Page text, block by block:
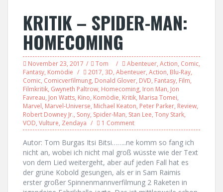
KRITIK – SPIDER-MAN:
HOMECOMING
November 23, 2017 Tom Abenteuer, Action, Comic,
Fantasy, Komödie 2017, 3D, Abenteuer, Action, Blu-Ray,
Comic, Comicverfilmung, Donald Glover, DVD, Fantasy, Film,
Filmkritik, Gwyneth Paltrow, Homecoming, Iron Man, Jon
Favreau, Jon Watts, Kino, Komödie, Kritik, Marisa Tomei,
Marvel, Marvel-Universe, Michael Keaton, Peter Parker, Review,
Robert Downey Jr., Sony, Spider-Man, Stan Lee, Tony Stark,
VOD, Vulture, Zendaya 1 Comment
Autor: Tom Burgas Itsi Bitsi……..ne komm so fang ich
nicht an, wobei ich nicht mal groß wüsste wie der Text
von dem Lied weitergeht, aber auf jeden Fall hat es
der grüne Kobold gesungen, als er in Sam Raimis
erster großer Spinnenmannverfilmung 2 Raketen in